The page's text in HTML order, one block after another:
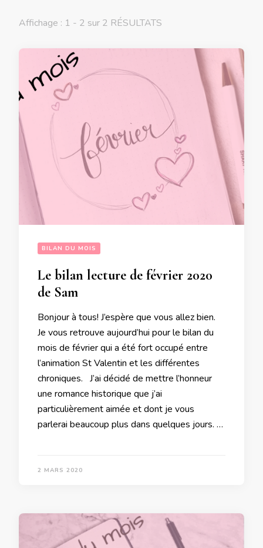
Affichage : 1 - 2 sur 2 RÉSULTATS
BILAN DU MOIS
Le bilan lecture de février 2020
de Sam
Bonjour à tous! J’espère que vous allez bien.
Je vous retrouve aujourd’hui pour le bilan du
mois de février qui a été fort occupé entre
l’animation St Valentin et les différentes
chroniques. J’ai décidé de mettre l’honneur
une romance historique que j’ai
particulièrement aimée et dont je vous
parlerai beaucoup plus dans quelques jours. …
2 MARS 2020